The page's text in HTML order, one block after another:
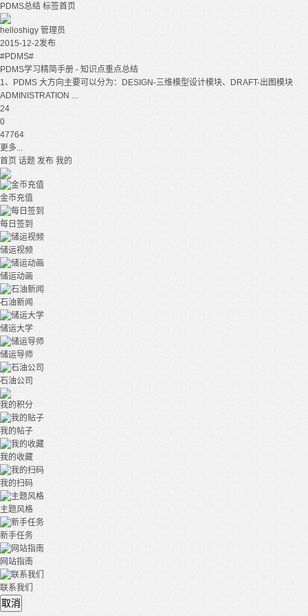
PDMS总结 标签首页
helloshigy 管理员
2015-12-2发布
#PDMS#
PDMS学习精简手册 - 知识点重点总结
1、PDMS 大方向主要可以分为：DESIGN-三维模型设计模块、DRAFT-出图模块
ADMINISTRATION ...
24
0
47764
更多...
首页 话题 发布 我的
金币充值
每日签到
储运视频
储运动画
石油新闻
储运大学
储运导师
石油公司
我的积分
我的帖子
我的收藏
我的扫码
主题风格
新手任务
网站指南
联系我们
取消